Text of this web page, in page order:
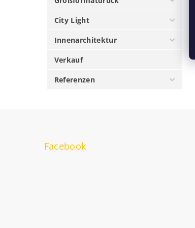
City Light
Innenarchitektur
Verkauf
Referenzen
Facebook